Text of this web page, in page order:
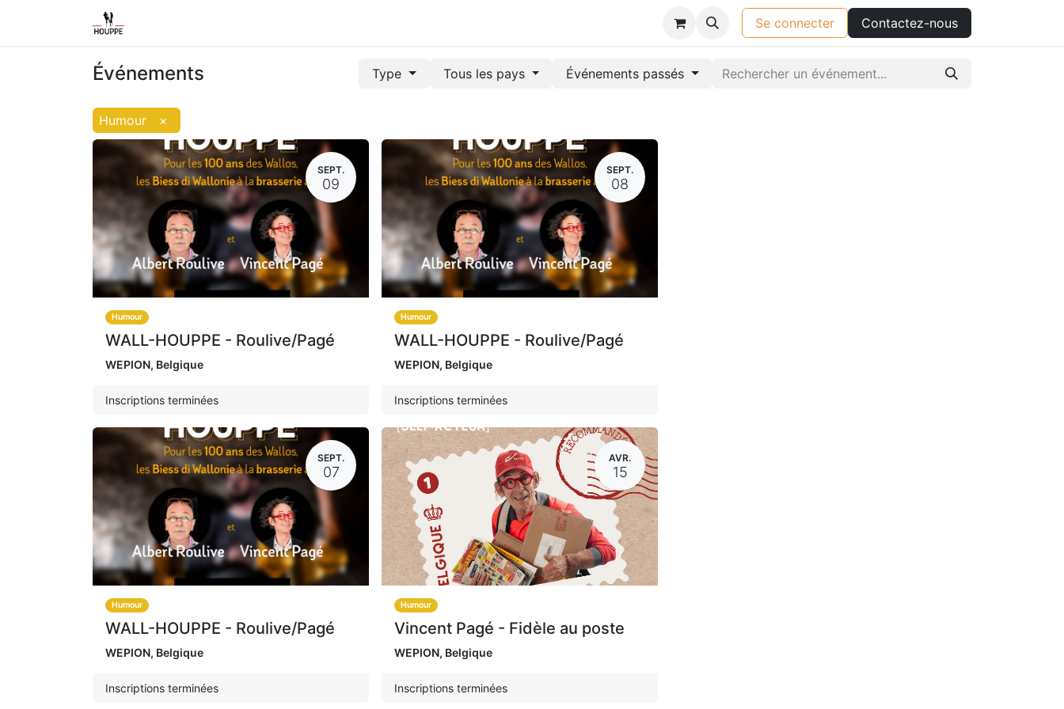
Se connecter Contactez-nous
Événements Type Tous les pays Événements passés
Humour ×
SEPT.
09
Humour
WALL-HOUPPE - Roulive/Pagé
WEPION, Belgique
Inscriptions terminées
SEPT.
08
Humour
WALL-HOUPPE - Roulive/Pagé
WEPION, Belgique
Inscriptions terminées
SEPT.
07
Humour
WALL-HOUPPE - Roulive/Pagé
WEPION, Belgique
Inscriptions terminées
AVR.
15
Humour
Vincent Pagé - Fidèle au poste
WEPION, Belgique
Inscriptions terminées